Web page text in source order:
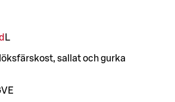
L
sallat och gurka
VE